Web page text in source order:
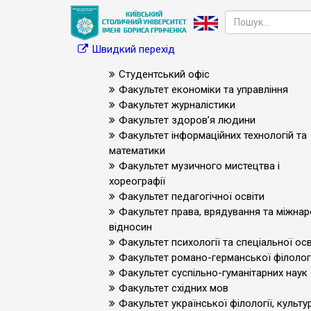
Швидкий перехід
Студентський офіс
Факультет економіки та управління
Факультет журналістики
Факультет здоров’я людини
Факультет інформаційних технологій та
математики
Факультет музичного мистецтва і
хореографії
Факультет педагогічної освіти
Факультет права, врядування та
відносин
Факультет психології та спеціальної
Факультет романо-германської
Факультет суспільно-гуманітарних наук
Факультет східних мов
Факультет української філології,